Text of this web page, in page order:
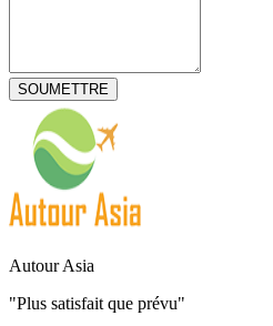
Autour Asia
"Plus satisfait que prévu"